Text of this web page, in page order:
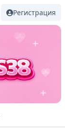
Регистрация